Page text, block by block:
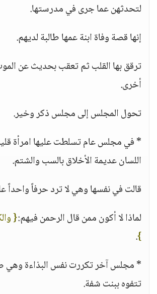
لتحدثهن عما جرى في مدرستها.
إنها قصة وفاة ابنة عمها طالبة لديهم.
ترقق بها القلب ثم تعقب بحديث عن
أخرى.
تحول المجلس إلى مجلس ذكر وخير.
* في مجلس عام تسلطت عليها امرأة
اللسان عديمة الأخلاق بالسب والشتم.
قالت في نفسها وهي لا ترد حرفاً واحداً
لماذا لا أكون ممن قال الرحمن فيهم:{
}
.
* مجلس آخر تكررت نفس البذاءة وهي
تتفوه ببنت شفة.